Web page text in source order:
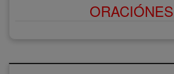
ORACIÓNES